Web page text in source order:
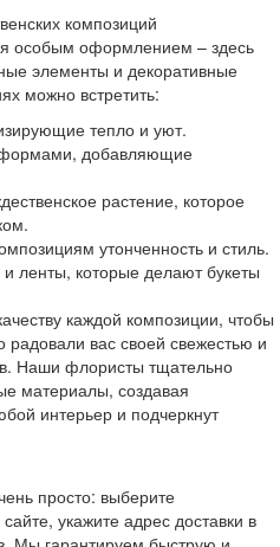
композиций
особым оформлением – здесь
элементы и декоративные
можно встретить:
тепло и уют.
добавляющие
растение, которое
утонченность и стиль.
ленты, которые делают букеты
каждой композиции, чтобы
вас своей свежестью и
Наши флористы тщательно
материалы, создавая
интерьер и подчеркнут
просто: выберите
укажите адрес доставки в